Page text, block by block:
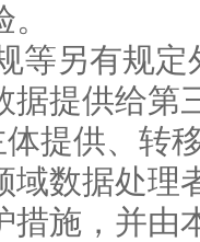
等另有规
据提供给第
提供、转
域数据处理
措施，并由